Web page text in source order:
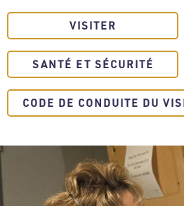
VISITER
SANTÉ ET SÉCURITÉ
CODE DE CONDUITE DU